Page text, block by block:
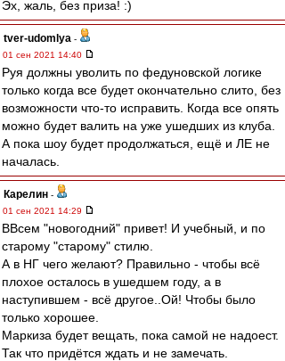
Эх, жаль, без приза! :)
tver-udomlya -
01 сен 2021 14:40
Руя должны уволить по федуновской логике
только когда все будет окончательно слито, без
возможности что-то исправить. Когда все опять
можно будет валить на уже ушедших из клуба.
А пока шоу будет продолжаться, ещё и ЛЕ не
началась.
Карелин -
01 сен 2021 14:29
ВВсем "новогодний" привет! И учебный, и по
старому "старому" стилю.
А в НГ чего желают? Правильно - чтобы всё
плохое осталось в ушедшем году, а в
наступившем - всё другое..Ой! Чтобы было
только хорошее.
Маркиза будет вещать, пока самой не надоест.
Так что придётся ждать и не замечать.